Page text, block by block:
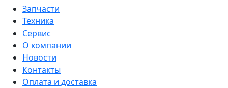
узел
LYGS308-
2F
FKL
Запчасти
Техника
Сервис
О компании
Новости
Контакты
Оплата и доставка